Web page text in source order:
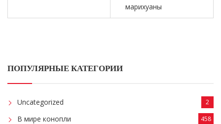
марихуаны
ПОПУЛЯРНЫЕ КАТЕГОРИИ
Uncategorized 2
В мире конопли 458